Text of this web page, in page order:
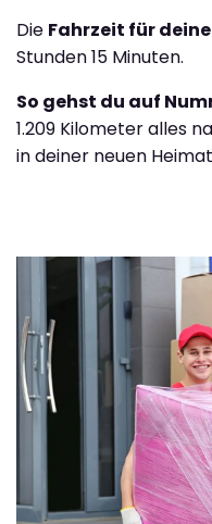
Die Fahrzeit für
Stunden 15 Minuten.
So gehst du auf
1.209 Kilometer alles
in deiner neuen